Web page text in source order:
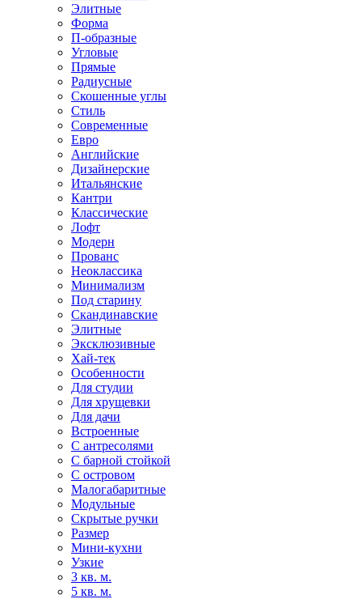
Элитные
Форма
П-образные
Угловые
Прямые
Радиусные
Скошенные углы
Стиль
Современные
Евро
Английские
Дизайнерские
Итальянские
Кантри
Классические
Лофт
Модерн
Прованс
Неоклассика
Минимализм
Под старину
Скандинавские
Элитные
Эксклюзивные
Хай-тек
Особенности
Для студии
Для хрущевки
Для дачи
Встроенные
С антресолями
С барной стойкой
С островом
Малогабаритные
Модульные
Скрытые ручки
Размер
Мини-кухни
Узкие
3 кв. м.
5 кв. м.